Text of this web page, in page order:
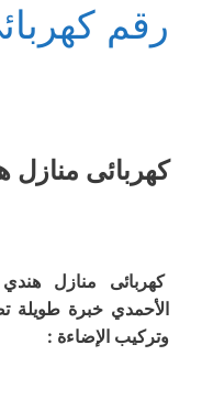
رقم
كهربائى منازل
كهربائى منازل
الأحمدي خبرة طويلة
وتركيب الإضاءة :